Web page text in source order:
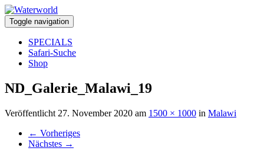
Toggle navigation
SPECIALS
Safari-Suche
Shop
ND_Galerie_Malawi_19
Veröffentlicht 27. November 2020 am 1500 × 1000 in Malawi
← Vorheriges
Nächstes →